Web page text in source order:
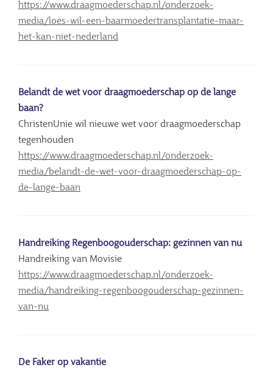
https://www.draagmoederschap.nl/onderzoek-
media/loes-wil-een-baarmoedertransplantatie-maar-
het-kan-niet-nederland
Belandt de wet voor draagmoederschap op de lange
baan?
ChristenUnie wil nieuwe wet voor draagmoederschap
tegenhouden
https://www.draagmoederschap.nl/onderzoek-
media/belandt-de-wet-voor-draagmoederschap-op-
de-lange-baan
Handreiking Regenboogouderschap: gezinnen van nu
Handreiking van Movisie
https://www.draagmoederschap.nl/onderzoek-
media/handreiking-regenboogouderschap-gezinnen-
van-nu
De Faker op vakantie